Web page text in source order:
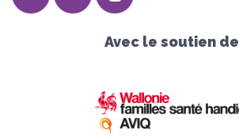
Avec le soutien de